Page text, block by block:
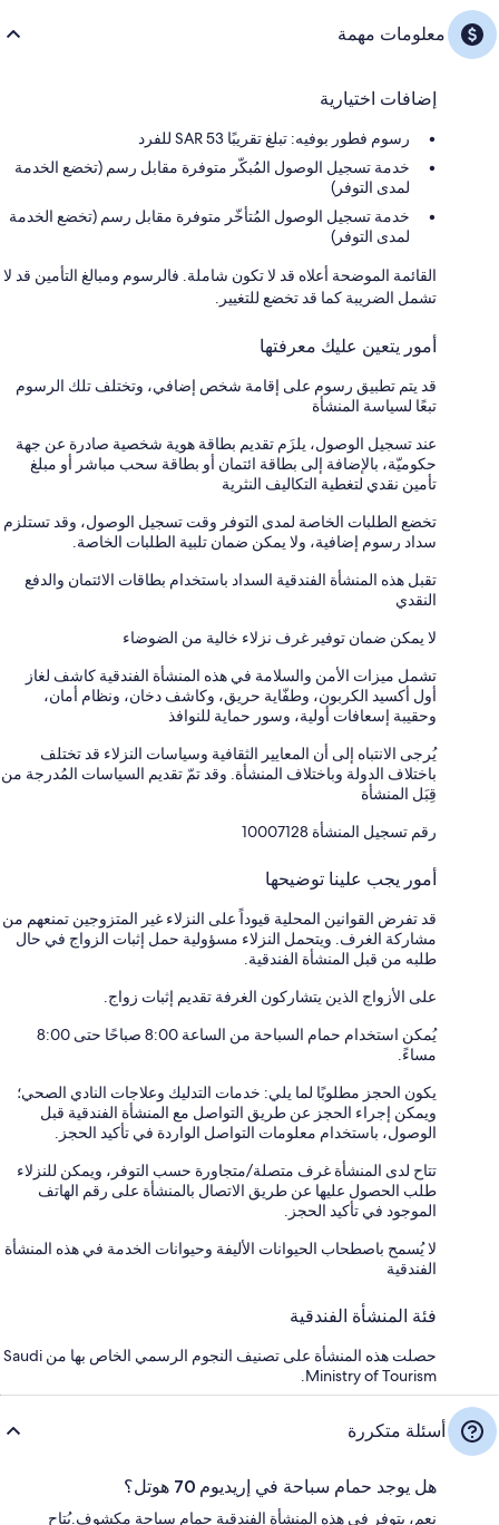
معلومات مهمة
إضافات اختيارية
رسوم فطور بوفيه: تبلغ تقريبًا 53 SAR للفرد
خدمة تسجيل الوصول المُبكّر متوفرة مقابل رسم (تخضع الخدمة
لمدى التوفر)
خدمة تسجيل الوصول المُتأخّر متوفرة مقابل رسم (تخضع الخدمة
لمدى التوفر)
القائمة الموضحة أعلاه قد لا تكون شاملة. فالرسوم ومبالغ التأمين قد لا
تشمل الضريبة كما قد تخضع للتغيير.
أمور يتعين عليك معرفتها
قد يتم تطبيق رسوم على إقامة شخص إضافي، وتختلف تلك الرسوم
تبعًا لسياسة المنشأة
عند تسجيل الوصول، يلزَم تقديم بطاقة هوية شخصية صادرة عن جهة
حكوميّة، بالإضافة إلى بطاقة ائتمان أو بطاقة سحب مباشر أو مبلغ
تأمين نقدي لتغطية التكاليف النثرية
تخضع الطلبات الخاصة لمدى التوفر وقت تسجيل الوصول، وقد تستلزم
سداد رسوم إضافية، ولا يمكن ضمان تلبية الطلبات الخاصة.
تقبل هذه المنشأة الفندقية السداد باستخدام بطاقات الائتمان والدفع
النقدي
لا يمكن ضمان توفير غرف نزلاء خالية من الضوضاء
تشمل ميزات الأمن والسلامة في هذه المنشأة الفندقية كاشف لغاز
أول أكسيد الكربون، وطفّاية حريق، وكاشف دخان، ونظام أمان،
وحقيبة إسعافات أولية، وسور حماية للنوافذ
يُرجى الانتباه إلى أن المعايير الثقافية وسياسات النزلاء قد تختلف
باختلاف الدولة وباختلاف المنشأة. وقد تمّ تقديم السياسات المُدرجة من
قِبَل المنشأة
رقم تسجيل المنشأة ⁦10007128⁩
أمور يجب علينا توضيحها
قد تفرض القوانين المحلية قيوداً على النزلاء غير المتزوجين تمنعهم من
مشاركة الغرف. ويتحمل النزلاء مسؤولية حمل إثبات الزواج في حال
طلبه من قبل المنشأة الفندقية.
على الأزواج الذين يتشاركون الغرفة تقديم إثبات زواج.
يُمكن استخدام حمام السباحة من الساعة 8:00 صباحًا حتى 8:00
مساءً.
يكون الحجز مطلوبًا لما يلي: خدمات التدليك وعلاجات النادي الصحي؛
ويمكن إجراء الحجز عن طريق التواصل مع المنشأة الفندقية قبل
الوصول، باستخدام معلومات التواصل الواردة في تأكيد الحجز.
تتاح لدى المنشأة غرف متصلة/متجاورة حسب التوفر، ويمكن للنزلاء
طلب الحصول عليها عن طريق الاتصال بالمنشأة على رقم الهاتف
الموجود في تأكيد الحجز.
لا يُسمح باصطحاب الحيوانات الأليفة وحيوانات الخدمة في هذه المنشأة
الفندقية
فئة المنشأة الفندقية
حصلت هذه المنشأة على تصنيف النجوم الرسمي الخاص بها من Saudi
Ministry of Tourism.
أسئلة متكررة
هل يوجد حمام سباحة في إريديوم 70 هوتل؟
نعم، يتوفر في هذه المنشأة الفندقية حمام سباحة مكشوف.يُتاح